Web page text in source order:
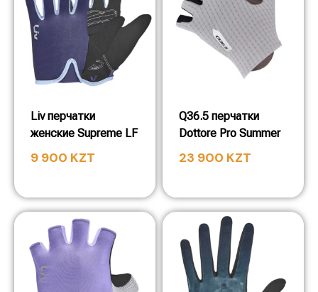
Liv перчатки
женские Supreme LF
9 900 KZT
Q36.5 перчатки
Dottore Pro Summer
23 900 KZT